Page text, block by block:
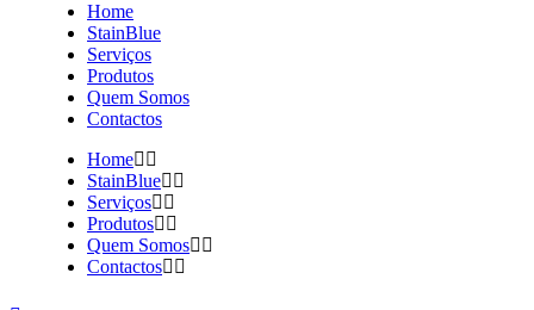
Home
StainBlue
Serviços
Produtos
Quem Somos
Contactos
Home
StainBlue
Serviços
Produtos
Quem Somos
Contactos